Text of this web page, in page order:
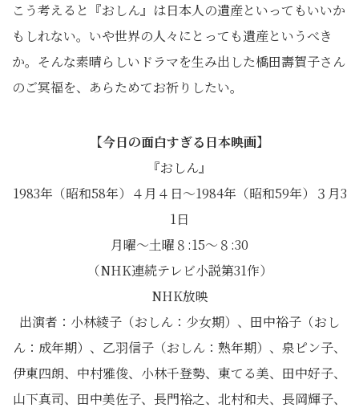
こう考えると『おしん』は日本人の遺産といってもいいか
もしれない。いや世界の人々にとっても遺産というべき
か。そんな素晴らしいドラマを生み出した橋田壽賀子さん
のご冥福を、あらためてお祈りしたい。
【今日の面白すぎる日本映画】
『おしん』
1983年（昭和58年）４月４日～1984年（昭和59年）３月3
1日
月曜〜土曜８:15～８:30
（NHK連続テレビ小説第31作）
NHK放映
出演者：小林綾子（おしん：少女期）、田中裕子（おし
ん：成年期）、乙羽信子（おしん：熟年期）、泉ピン子、
伊東四朗、中村雅俊、小林千登勢、東てる美、田中好子、
山下真司、田中美佐子、長門裕之、北村和夫、長岡輝子、